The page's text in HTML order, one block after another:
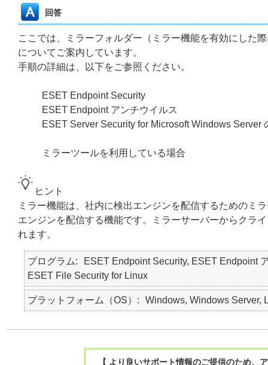
回答
ここでは、ミラーフォルダー（ミラー機能を有効にした
についてご案内しています。
手順の詳細は、以下をご参照ください。
ESET Endpoint Security
ESET Endpoint アンチウイルス
ESET Server Security for Microsoft Windows Server
ミラーツールを利用している場合
ヒント
ミラー機能は、社内に検出エンジンを配信するためのミ
エンジンを配信する機能です。ミラーサーバーからクラ
れます。
プログラム
ESET Endpoint Security, ESET Endpoint
ESET File Security for Linux
プラットフォーム（OS） Windows, Windows Server,
【 より良いサポート情報のご提供のため